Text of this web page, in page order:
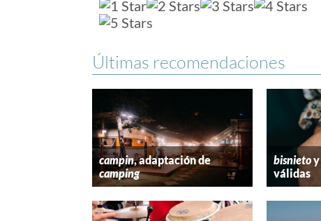
Últimas recomendaciones
campin, adaptación de
camping
bisnietoy
válidas